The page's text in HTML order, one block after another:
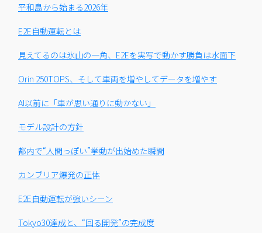
平和島から始まる2026年
E2E自動運転とは
見えてるのは氷山の一角、E2Eを実写で動かす勝負は水面下
Orin 250TOPS、そして車両を増やしてデータを増やす
AI以前に「車が思い通りに動かない」
モデル設計の方針
都内で“人間っぽい”挙動が出始めた瞬間
カンブリア爆発の正体
E2E自動運転が強いシーン
Tokyo30達成と、“回る開発”の完成度